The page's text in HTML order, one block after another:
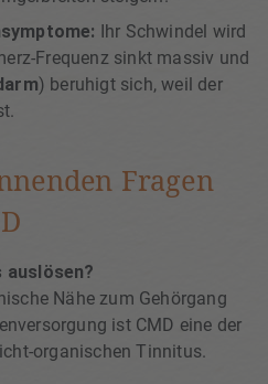
Ihr Schwindel wird
Frequenz sinkt massiv und
) beruhigt sich, weil der
Fragen
auslösen?
Nähe zum Gehörgang
ist CMD eine der
organischen Tinnitus.